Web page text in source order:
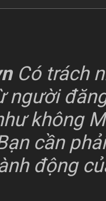
Có trách
người
không
cần
động